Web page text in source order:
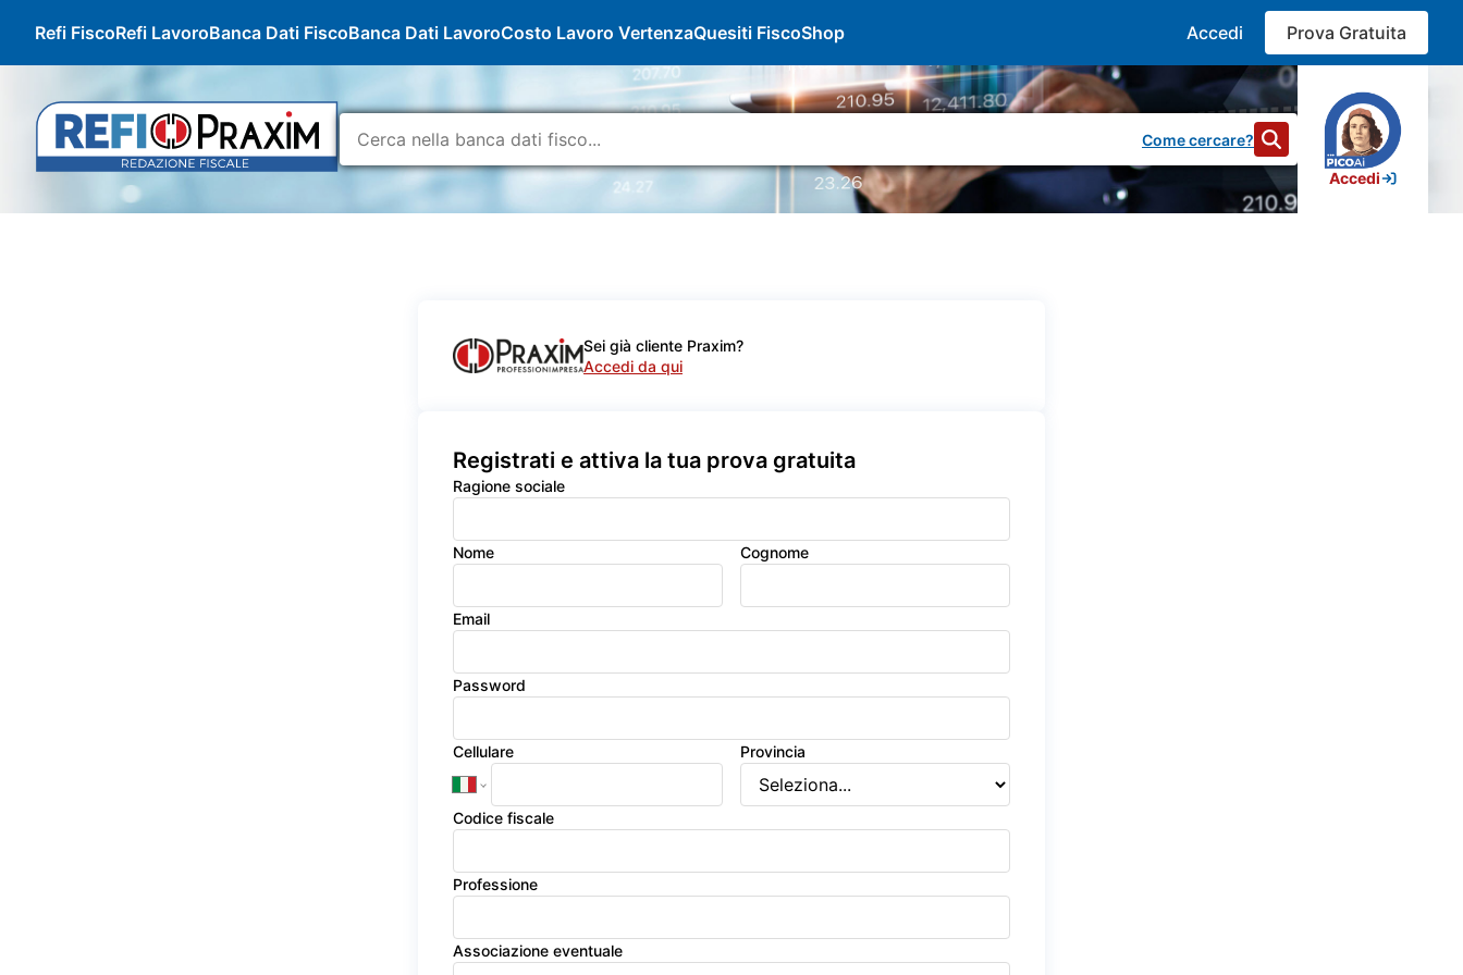
Refi FiscoRefi LavoroBanca Dati FiscoBanca Dati LavoroCosto Lavoro VertenzaQuesiti FiscoShop Accedi Prova Gratuita
Come cercare?
Accedi
Sei già cliente Praxim?
Accedi da qui
Registrati e attiva la tua prova gratuita
Ragione sociale
Nome Cognome
Email
Password
Cellulare Provincia
Codice fiscale
Professione
Associazione eventuale